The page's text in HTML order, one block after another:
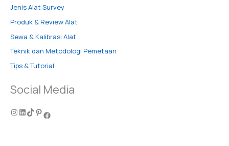
Jenis Alat Survey
Produk & Review Alat
Sewa & Kalibrasi Alat
Teknik dan Metodologi Pemetaan
Tips & Tutorial
Social Media